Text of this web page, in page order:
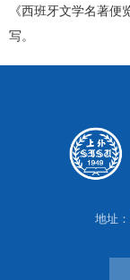
《西班牙文学名著
写。
地址